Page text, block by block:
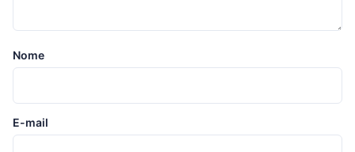
Nome
E-mail